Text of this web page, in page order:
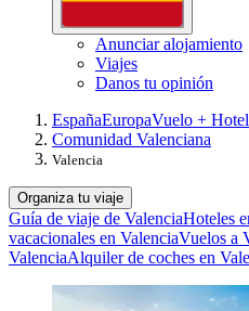
Anunciar alojamiento
Viajes
Danos tu opinión
EspañaEuropaVuelo + Hotel
Comunidad Valenciana
Valencia
Organiza tu viaje
Guía de viaje de ValenciaHoteles
vacacionales en ValenciaVuelos a
ValenciaAlquiler de coches en